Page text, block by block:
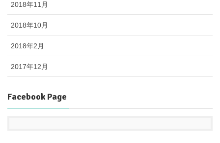
2018年11月
2018年10月
2018年2月
2017年12月
Facebook Page